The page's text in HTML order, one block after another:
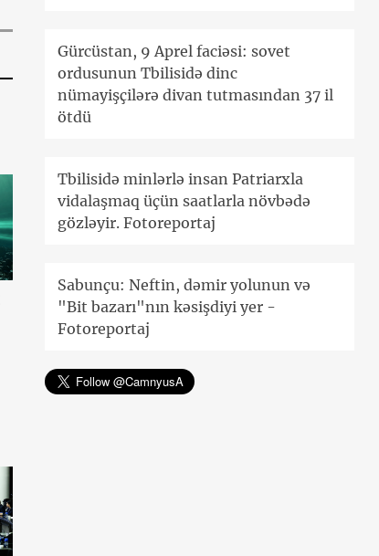
Gürcüstan, 9 Aprel faciəsi: sovet
ordusunun Tbilisidə dinc
nümayişçilərə divan tutmasından 37 il
ötdü
Tbilisidə minlərlə insan Patriarxla
vidalaşmaq üçün saatlarla növbədə
gözləyir. Fotoreportaj
Sabunçu: Neftin, dəmir yolunun və
"Bit bazarı"nın kəsişdiyi yer -
Fotoreportaj